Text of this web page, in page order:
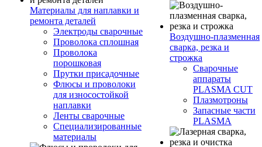
Материалы для наплавки и
ремонта деталей
Электроды сварочные
Проволока сплошная
Проволока
порошковая
Прутки присадочные
Флюсы и проволоки
для износостойкой
наплавки
Ленты сварочные
Специализированные
материалы
Воздушно-плазменная
сварка, резка и
строжка
Сварочные
аппараты
PLASMA CUT
Плазмотроны
Запасные части
PLASMA